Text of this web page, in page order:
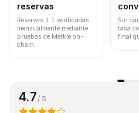
reservas
Reservas 1:1 verificadas
mensualmente mediante
pruebas de Merkle on-
chain.
Sin
tasa
final
4.7 / 5